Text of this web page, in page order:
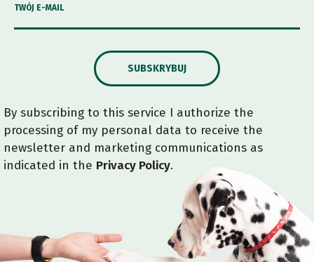
TWÓJ E-MAIL
SUBSKRYBUJ
By subscribing to this service I authorize the
processing of my personal data to receive the
newsletter and marketing communications as
indicated in the Privacy Policy.